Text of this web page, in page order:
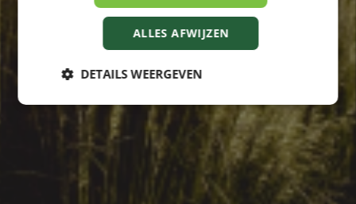
ALLES AFWIJZEN
DETAILS WEERGEVEN